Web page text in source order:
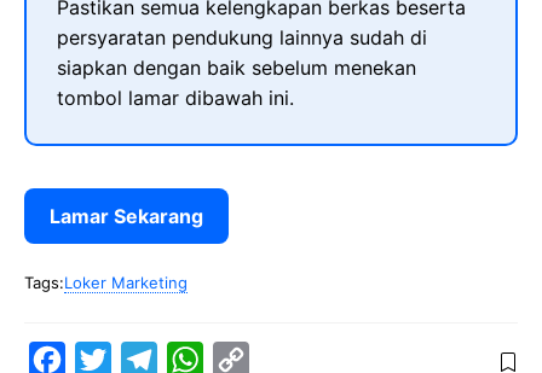
Pastikan semua kelengkapan berkas beserta
persyaratan pendukung lainnya sudah di
siapkan dengan baik sebelum menekan
tombol lamar dibawah ini.
Lamar Sekarang
Tags:Loker Marketing
W